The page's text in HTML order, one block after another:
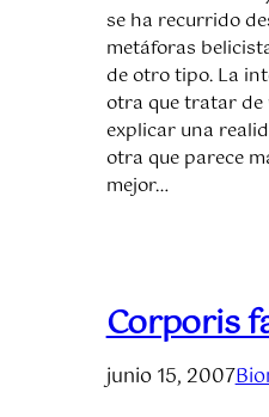
se ha recurrido
metáforas
de otro tipo. La
otra que tratar de
explicar una
otra que parece
mejor…
Corporis
junio 15, 2007